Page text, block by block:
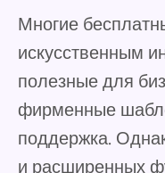
Многие
искусственным
полезные для
фирменные
поддержка.
и расширенных